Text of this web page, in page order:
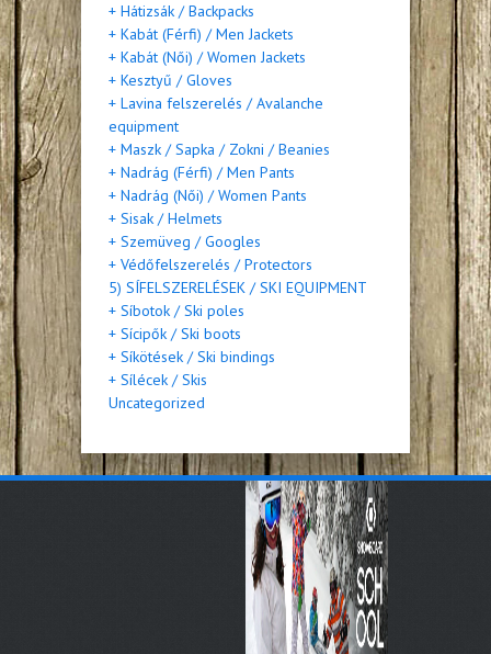
+ Hátizsák / Backpacks
+ Kabát (Férfi) / Men Jackets
+ Kabát (Női) / Women Jackets
+ Kesztyű / Gloves
+ Lavina felszerelés / Avalanche
equipment
+ Maszk / Sapka / Zokni / Beanies
+ Nadrág (Férfi) / Men Pants
+ Nadrág (Női) / Women Pants
+ Sisak / Helmets
+ Szemüveg / Googles
+ Védőfelszerelés / Protectors
5) SÍFELSZERELÉSEK / SKI EQUIPMENT
+ Síbotok / Ski poles
+ Sícipők / Ski boots
+ Síkötések / Ski bindings
+ Sílécek / Skis
Uncategorized